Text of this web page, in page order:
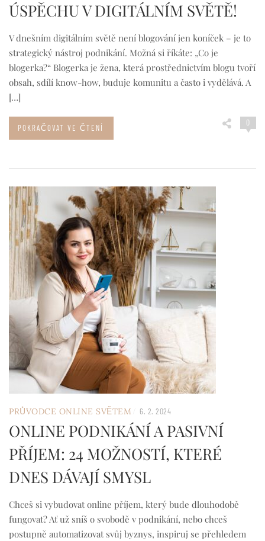
ÚSPĚCHU V DIGITÁLNÍM SVĚTĚ!
V dnešním digitálním světě není blogování jen koníček – je to
strategický nástroj podnikání. Možná si říkáte: „Co je
blogerka?“ Blogerka je žena, která prostřednictvím blogu tvoří
obsah, sdílí know-how, buduje komunitu a často i vydělává. A
[…]
0
POKRAČOVAT VE ČTENÍ
PRŮVODCE ONLINE SVĚTEM 6. 2. 2024
ONLINE PODNIKÁNÍ A PASIVNÍ
PŘÍJEM: 24 MOŽNOSTÍ, KTERÉ
DNES DÁVAJÍ SMYSL
Chceš si vybudovat online příjem, který bude dlouhodobě
fungovat? Ať už sníš o svobodě v podnikání, nebo chceš
postupně automatizovat svůj byznys, inspiruj se přehledem